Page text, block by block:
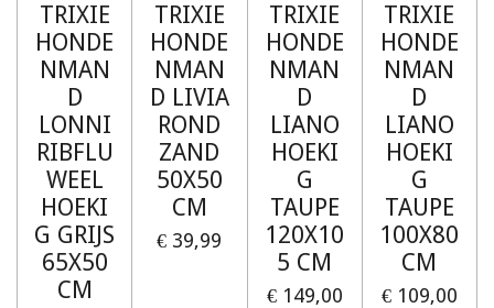
TRIXIE
HONDE
NMAN
D
LONNI
RIBFLU
WEEL
HOEKI
G GRIJS
65X50
CM
TRIXIE
HONDE
NMAN
D LIVIA
ROND
ZAND
50X50
CM
€ 39,99
TRIXIE
HONDE
NMAN
D
LIANO
HOEKI
G
TAUPE
120X10
5 CM
€ 149,00
TRIXIE
HONDE
NMAN
D
LIANO
HOEKI
G
TAUPE
100X80
CM
€ 109,00